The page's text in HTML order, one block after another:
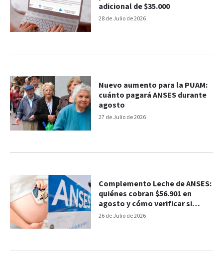
28 de Julio de 2026
adicional de $35.000
27 de Julio de 2026
Nuevo aumento para la PUAM:
cuánto pagará ANSES durante
agosto
26 de Julio de 2026
Complemento Leche de ANSES:
quiénes cobran $56.901 en
agosto y cómo verificar si
corresponde